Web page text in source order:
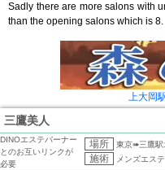
Sadly there are more salons with
than the opening salons which is 8.
上大岡
三鷹美人
DINOエステバーナー
とのお互いリンクが
必要
場所 東京➠三鷹駅
施術 メンズエス